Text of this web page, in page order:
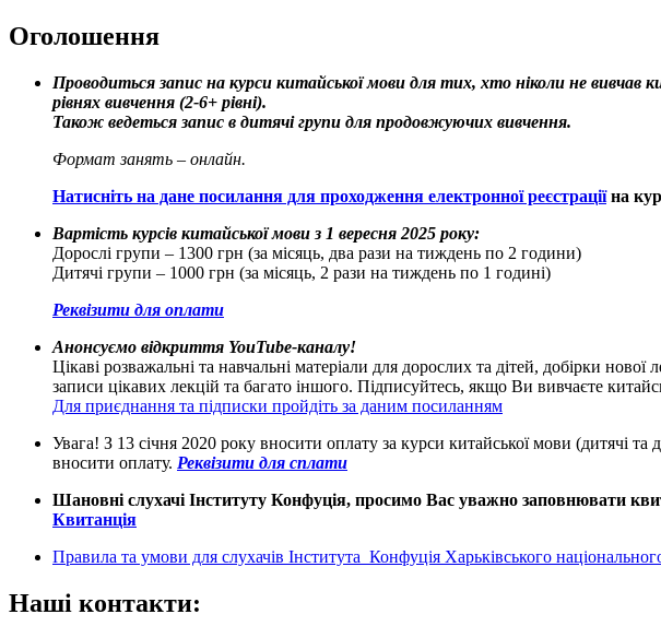
Оголошення
Проводиться запис на курси китайської мови для тих, хто ніколи не
рівнях вивчення (2-6+ рівні).
Також ведеться запис в дитячі групи для продовжуючих вивчення.
Формат занять – онлайн.
Натисніть на дане посилання для проходження електронної реєстраціїна
Вартість курсів китайської мови з 1 вересня 2025 року:
Дорослі групи – 1300 грн (за місяць, два рази на тиждень по 2 години)
Дитячі групи – 1000 грн (за місяць, 2 рази на тиждень по 1 годині)
Реквізити для оплати
Анонсуємо відкриття YouTube-каналу!
Цікаві розважальні та навчальні матеріали для дорослих та дітей, добірки
записи цікавих лекцій та багато іншого. Підписуйтесь, якщо Ви вивчаєте
Для приєднання та підписки пройдіть за даним посиланням
Увага! З 13 січня 2020 року вносити оплату за курси китайської мови (дитячі
вносити оплату. Реквізити для сплати
Шановні слухачі Інституту Конфуція, просимо Вас уважно заповнювати
Квитанція
Правила та умови для слухачів Інститута Конфуція Харьківського
Наші контакти: